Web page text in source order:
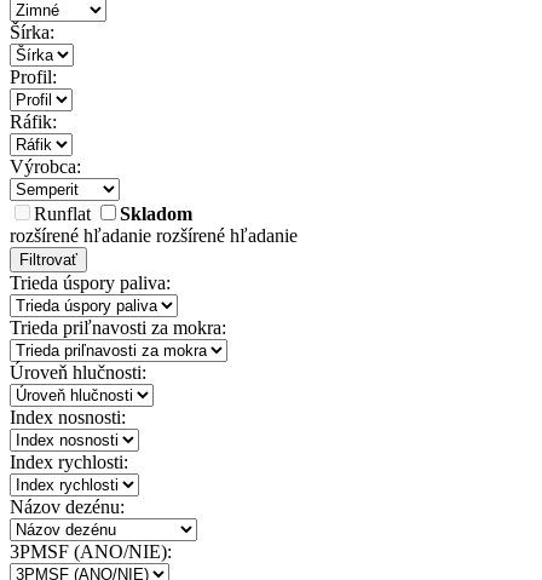
Šírka:
Profil:
Ráfik:
Výrobca:
Runflat
Skladom
rozšírené hľadanie rozšírené hľadanie
Filtrovať
Trieda úspory paliva:
Trieda priľnavosti za mokra:
Úroveň hlučnosti:
Index nosnosti:
Index rychlosti:
Názov dezénu:
3PMSF (ANO/NIE):